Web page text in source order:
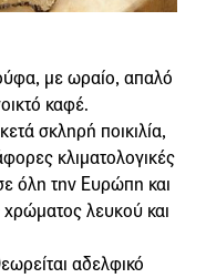
με ωραίο, απαλό
καφέ.
σκληρή ποικιλία,
κλιματολογικές
όλη την Ευρώπη και
χρώματος λευκού και
αδελφικό